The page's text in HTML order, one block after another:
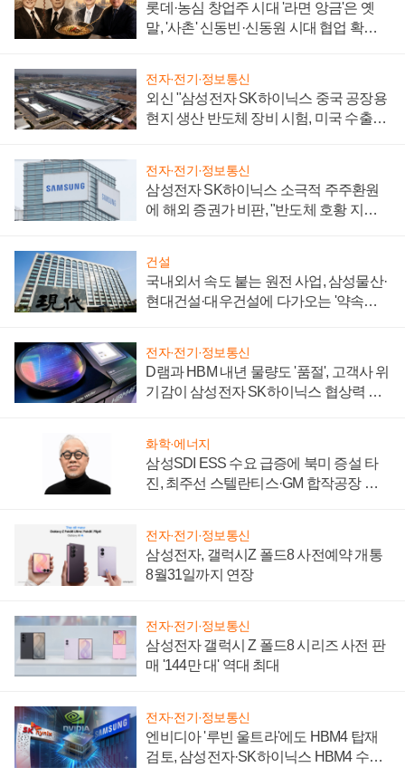
롯데·농심 창업주 시대 '라면 앙금'은 옛
말, '사촌' 신동빈·신동원 시대 협업 확대
전자·전기·정보통신
외신 "삼성전자 SK하이닉스 중국 공장용
현지 생산 반도체 장비 시험, 미국 수출통
전자·전기·정보통신
삼성전자 SK하이닉스 소극적 주주환원
에 해외 증권가 비판, "반도체 호황 지속
건설
국내외서 속도 붙는 원전 사업, 삼성물산·
현대건설·대우건설에 다가오는 '약속의
전자·전기·정보통신
D램과 HBM 내년 물량도 '품절', 고객사 위
기감이 삼성전자 SK하이닉스 협상력 더
화학·에너지
삼성SDI ESS 수요 급증에 북미 증설 타
진, 최주선 스텔란티스·GM 합작공장 건
전자·전기·정보통신
삼성전자, 갤럭시Z 폴드8 사전예약 개통
8월31일까지 연장
전자·전기·정보통신
삼성전자 갤럭시 Z 폴드8 시리즈 사전 판
매 '144만 대' 역대 최대
전자·전기·정보통신
엔비디아 '루빈 울트라'에도 HBM4 탑재
검토, 삼성전자·SK하이닉스 HBM4 수율